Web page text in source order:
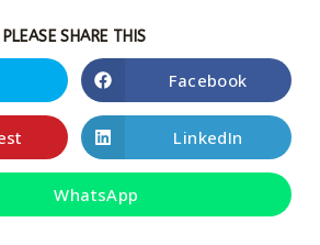
PLEASE SHARE THIS
Facebook
LinkedIn
WhatsApp